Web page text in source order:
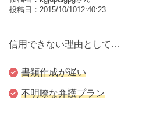
投稿日：2015/10/1012:40:23
信用できない理由として…
書類作成が遅い
不明瞭な弁護プラン